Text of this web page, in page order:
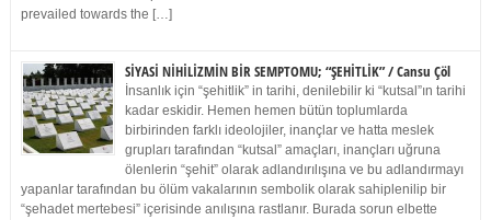
prevailed towards the […]
SİYASİ NİHİLİZMİN BİR SEMPTOMU; “ŞEHİTLİK” / Cansu Çöl
İnsanlık için “şehitlik” in tarihi, denilebilir ki “kutsal”ın tarihi
kadar eskidir. Hemen hemen bütün toplumlarda
birbirinden farklı ideolojiler, inançlar ve hatta meslek
grupları tarafından “kutsal” amaçları, inançları uğruna
ölenlerin “şehit” olarak adlandırılışına ve bu adlandırmayı
yapanlar tarafından bu ölüm vakalarının sembolik olarak sahiplenilip bir
“şehadet mertebesi” içerisinde anılışına rastlanır. Burada sorun elbette